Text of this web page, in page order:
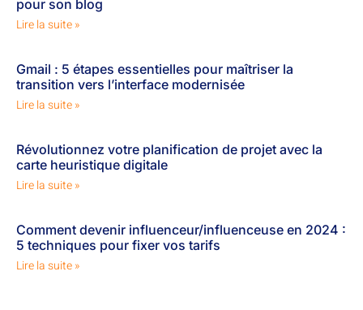
pour son blog
Lire la suite »
Gmail : 5 étapes essentielles pour maîtriser la
transition vers l’interface modernisée
Lire la suite »
Révolutionnez votre planification de projet avec la
carte heuristique digitale
Lire la suite »
Comment devenir influenceur/influenceuse en 2024 :
5 techniques pour fixer vos tarifs
Lire la suite »